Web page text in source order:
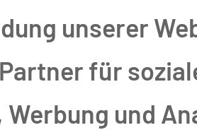
unserer
für
Werbung und